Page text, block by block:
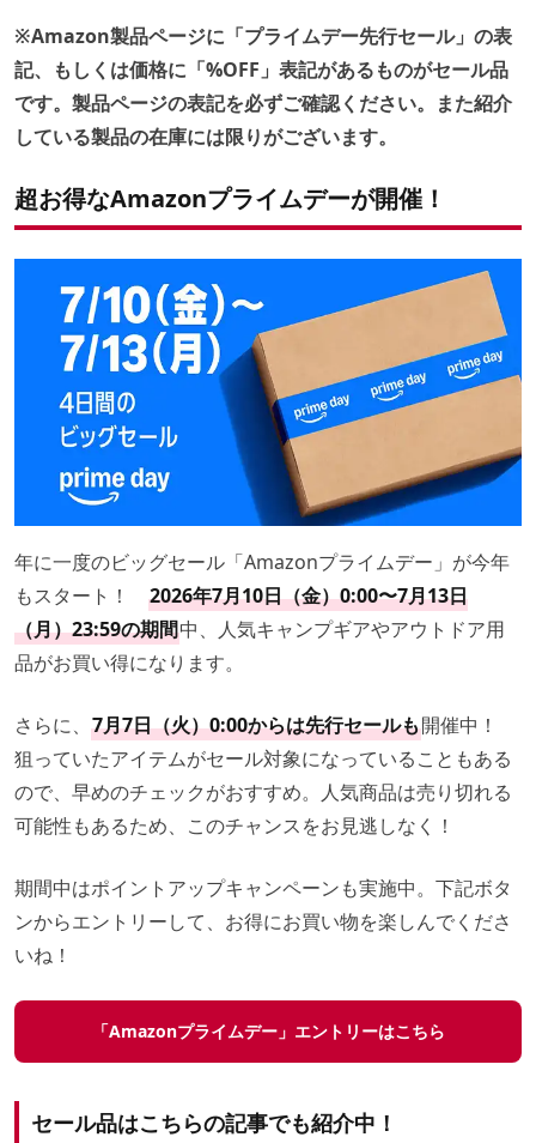
※Amazon製品ページに「プライムデー先行セール」の表
記、もしくは価格に「%OFF」表記があるものがセール品
です。製品ページの表記を必ずご確認ください。また紹介
している製品の在庫には限りがございます。
超お得なAmazonプライムデーが開催！
年に一度のビッグセール「Amazonプライムデー」が今年
もスタート！ 2026年7月10日（金）0:00〜7月13日
（月）23:59の期間中、人気キャンプギアやアウトドア用
品がお買い得になります。
さらに、 7月7日（火）0:00からは先行セールも開催中！
狙っていたアイテムがセール対象になっていることもある
ので、早めのチェックがおすすめ。人気商品は売り切れる
可能性もあるため、このチャンスをお見逃しなく！
期間中はポイントアップキャンペーンも実施中。下記ボタ
ンからエントリーして、お得にお買い物を楽しんでくださ
いね！
「Amazonプライムデー」エントリーはこちら
セール品はこちらの記事でも紹介中！